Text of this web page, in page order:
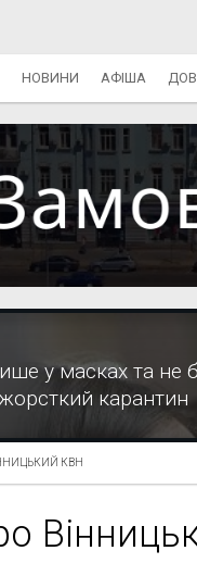
НОВИНИ АФІША
у масках та не
карантин
КВН